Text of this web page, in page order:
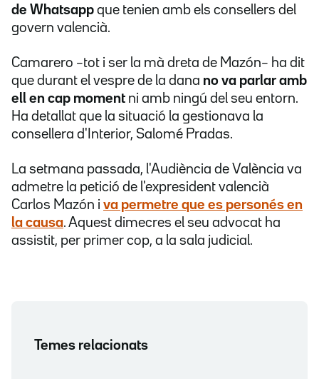
de Whatsapp que tenien amb els consellers del
govern valencià.
Camarero –tot i ser la mà dreta de Mazón– ha dit
que durant el vespre de la dana no va parlar amb
ell en cap moment ni amb ningú del seu entorn.
Ha detallat que la situació la gestionava la
consellera d'Interior, Salomé Pradas.
La setmana passada, l'Audiència de València va
admetre la petició de l'expresident valencià
Carlos Mazón i va permetre que es personés en
la causa. Aquest dimecres el seu advocat ha
assistit, per primer cop, a la sala judicial.
Temes relacionats